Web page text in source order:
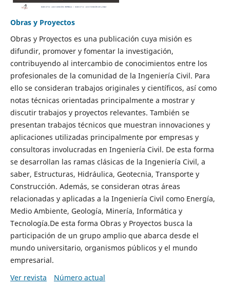
Obras y Proyectos
Obras y Proyectos es una publicación cuya misión es
difundir, promover y fomentar la investigación,
contribuyendo al intercambio de conocimientos entre los
profesionales de la comunidad de la Ingeniería Civil. Para
ello se consideran trabajos originales y científicos, así como
notas técnicas orientadas principalmente a mostrar y
discutir trabajos y proyectos relevantes. También se
presentan trabajos técnicos que muestran innovaciones y
aplicaciones utilizadas principalmente por empresas y
consultoras involucradas en Ingeniería Civil. De esta forma
se desarrollan las ramas clásicas de la Ingeniería Civil, a
saber, Estructuras, Hidráulica, Geotecnia, Transporte y
Construcción. Además, se consideran otras áreas
relacionadas y aplicadas a la Ingeniería Civil como Energía,
Medio Ambiente, Geología, Minería, Informática y
Tecnología.De esta forma Obras y Proyectos busca la
participación de un grupo amplio que abarca desde el
mundo universitario, organismos públicos y el mundo
empresarial.
Ver revista
Número actual